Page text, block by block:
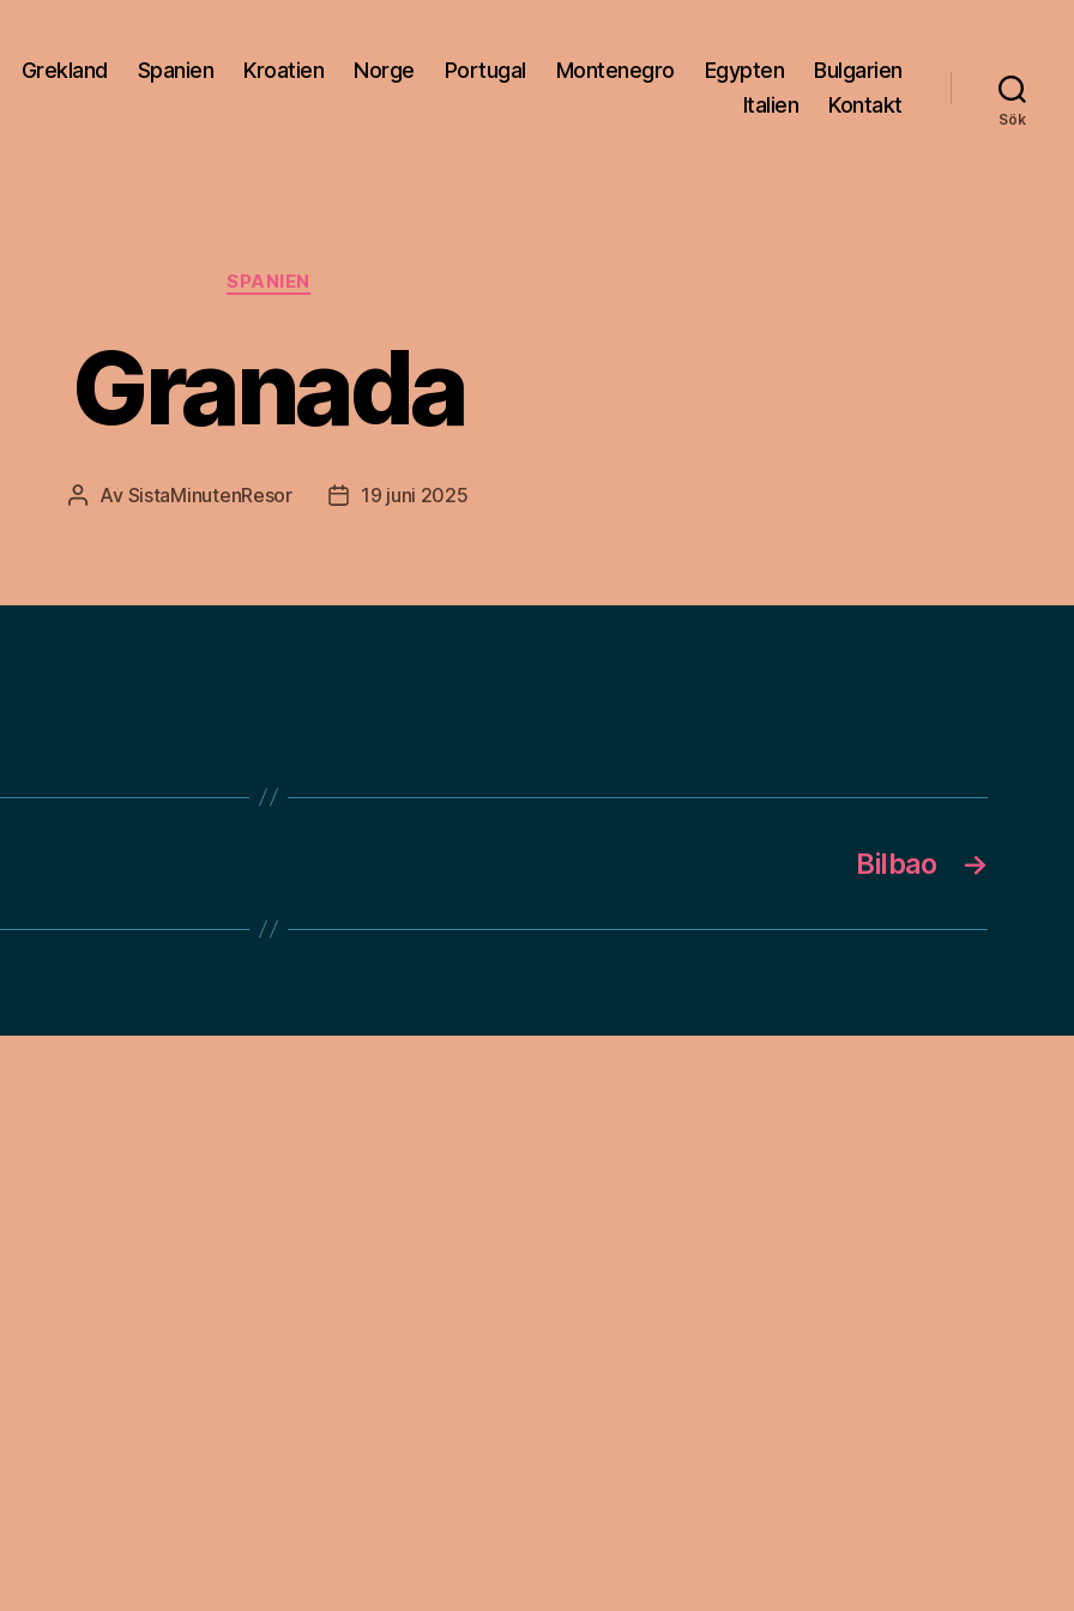
Grekland Spanien Kroatien Norge Portugal Montenegro Egypten
Bulgarien
Italien
Kontakt
Sök
Kategorier
SPANIEN
Granada
Inläggsförfattare
Av SistaMinutenResor Inläggsdatum
19 juni 2025
→
Bilbao